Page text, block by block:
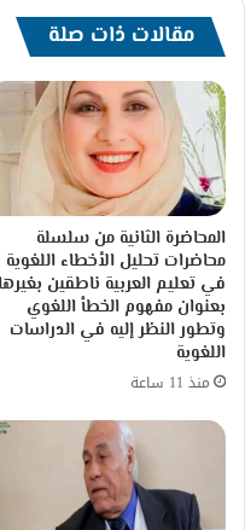
مقالات ذات صلة
المحاضرة الثانية من سلسلة
محاضرات تحليل الأخطاء اللغوية
في تعليم العربية ناطقين بغيرها
بعنوان مفهوم الخطأ اللغوي
وتطور النظر إليه في الدراسات
اللغوية
منذ 11 ساعة